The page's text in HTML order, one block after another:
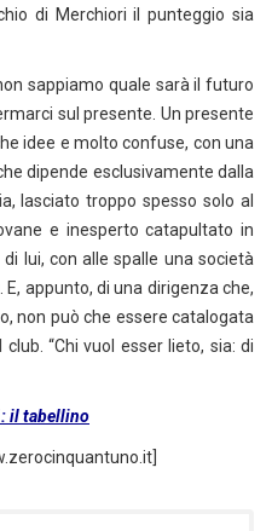
di Merchiori il punteggio sia
sappiamo quale sarà il futuro
sul presente. Un presente
idee e molto confuse, con una
dipende esclusivamente dalla
lasciato troppo spesso solo al
e inesperto catapultato in
lui, con alle spalle una società
appunto, di una dirigenza che,
non può che essere catalogata
“Chi vuol esser lieto, sia: di
il tabellino